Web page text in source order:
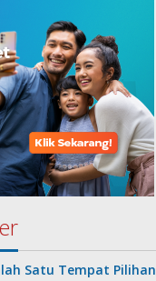
Satu Tempat Pilihan